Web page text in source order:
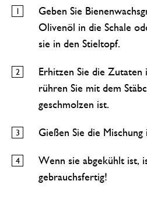
Geben Sie
Olivenöl in die Schale
sie in den Stieltopf.
Erhitzen Sie die Zutaten
rühren Sie mit dem
geschmolzen ist.
Gießen Sie die
Wenn sie abgekühlt ist,
gebrauchsfertig!